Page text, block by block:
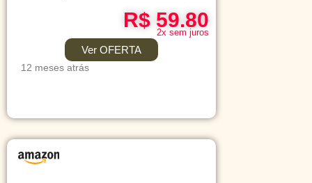
R$ 59.80
2x sem juros
Ver OFERTA
12 meses atrás